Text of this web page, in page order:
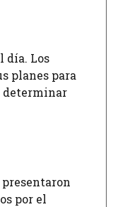
día. Los
planes para
determinar
por el